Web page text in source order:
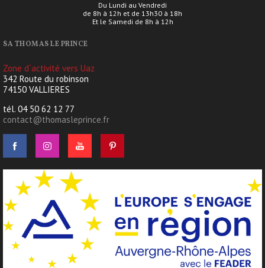
Du Lundi au Vendredi
de 8h à 12h et de 13h30 à 18h
Et le Samedi de 8h à 12h
SA THOMAS LE PRINCE
Zone d´activité vers Uaz
342 Route du robinson
74150 VALLIERES
tél. 04 50 62 12 77
contact@thomasleprince.fr